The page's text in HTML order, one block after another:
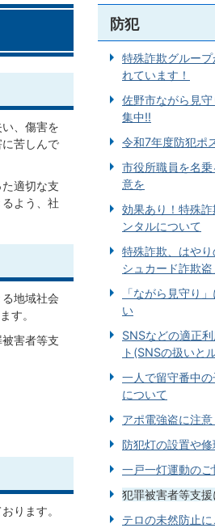
、傷害を
苦しんで
適切な支
よう、社
地域社会
す。
害者等支
ります。
防犯
特殊詐欺グルー
れています！
佐野市ながら見
集中!!
令和7年度防犯ポ
市役所職員を名
意を
効果あり！特殊
ンタルについて
特殊詐欺、はや
シュカード詐欺盗
「ながら見守り
い
SNSなどの適正
ト(SNSの扱いと
一人で留守番中
について
アポ電強盗に注意
防犯灯の設置や
一戸一灯運動の
犯罪被害者等支
テロの未然防止